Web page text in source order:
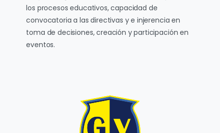
los procesos educativos, capacidad de
convocatoria a las directivas y e injerencia en
toma de decisiones, creación y participación en
eventos.